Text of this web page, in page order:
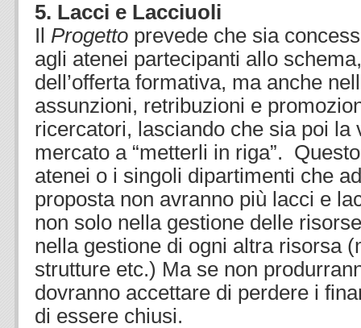
5. Lacci e Lacciuoli
Il Progetto prevede che sia
agli atenei partecipanti allo
dell’offerta formativa, ma anche
assunzioni, retribuzioni e
ricercatori, lasciando che sia poi la
mercato a “metterli in riga”.
atenei o i singoli dipartimenti che
proposta non avranno più lacci e
non solo nella gestione delle
nella gestione di ogni altra risorsa
strutture etc.) Ma se non
dovranno accettare di perdere i
di essere chiusi.